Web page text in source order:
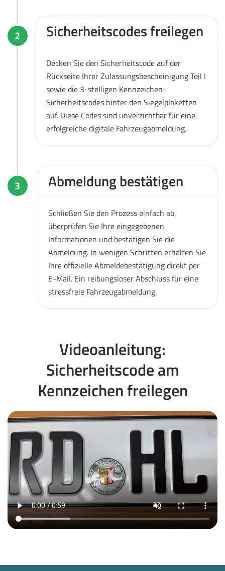
2 Sicherheitscodes freilegen
Decken Sie den Sicherheitscode auf der
Rückseite Ihrer Zulassungsbescheinigung Teil I
sowie die 3-stelligen Kennzeichen-
Sicherheitscodes hinter den Siegelplaketten
auf. Diese Codes sind unverzichtbar für eine
erfolgreiche digitale Fahrzeugabmeldung.
3 Abmeldung bestätigen
Schließen Sie den Prozess einfach ab,
überprüfen Sie Ihre eingegebenen
Informationen und bestätigen Sie die
Abmeldung. In wenigen Schritten erhalten Sie
Ihre offizielle Abmeldebestätigung direkt per
E-Mail. Ein reibungsloser Abschluss für eine
stressfreie Fahrzeugabmeldung.
Videoanleitung:
Sicherheitscode am
Kennzeichen freilegen